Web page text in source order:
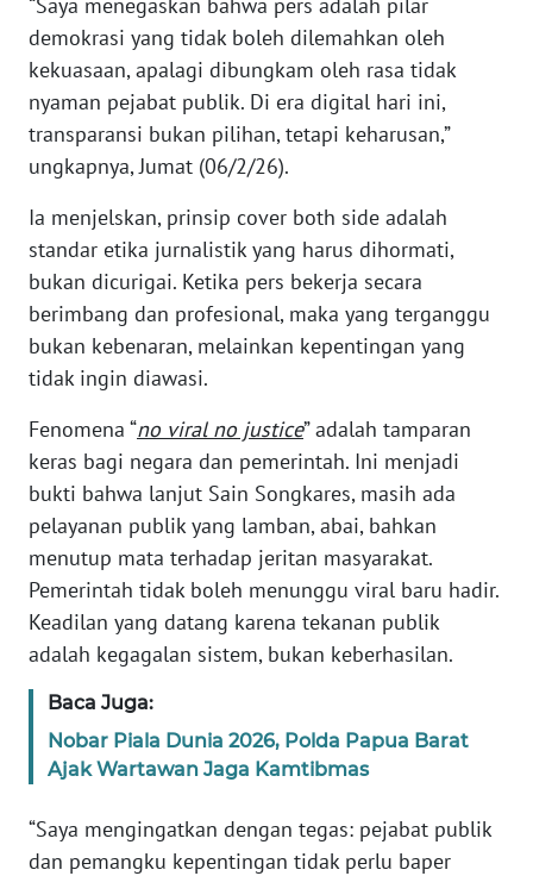
demokrasi yang tidak boleh dilemahkan oleh
kekuasaan, apalagi dibungkam oleh rasa tidak
nyaman pejabat publik. Di era digital hari ini,
transparansi bukan pilihan, tetapi keharusan,”
ungkapnya, Jumat (06/2/26).
Ia menjelskan, prinsip cover both side adalah
standar etika jurnalistik yang harus dihormati,
bukan dicurigai. Ketika pers bekerja secara
berimbang dan profesional, maka yang terganggu
bukan kebenaran, melainkan kepentingan yang
tidak ingin diawasi.
Fenomena “no viral no justice” adalah tamparan
keras bagi negara dan pemerintah. Ini menjadi
bukti bahwa lanjut Sain Songkares, masih ada
pelayanan publik yang lamban, abai, bahkan
menutup mata terhadap jeritan masyarakat.
Pemerintah tidak boleh menunggu viral baru hadir.
Keadilan yang datang karena tekanan publik
adalah kegagalan sistem, bukan keberhasilan.
Baca Juga:
Nobar Piala Dunia 2026, Polda Papua Barat
Ajak Wartawan Jaga Kamtibmas
“Saya mengingatkan dengan tegas: pejabat publik
dan pemangku kepentingan tidak perlu baper
PAPUA
WN
PAPUA
WN
SERAMBI
WN
JAMBI
SULTRA
WN
NTB
WN
SULTENG
WN
SULBAR
BABEL